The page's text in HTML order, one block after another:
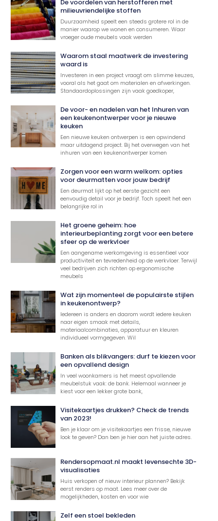
De voordelen van herstofferen met
milieuvriendelijke stoffen
Duurzaamheid speelt een steeds grotere rol in de
manier waarop we wonen en consumeren. Waar
vroeger oude meubels vaak werden
Waarom staal maatwerk de investering
waard is
Investeren in een project vraagt om slimme keuzes,
vooral als het gaat om materialen en afwerkingen.
Standaardoplossingen zijn vaak goedkoper,
De voor- en nadelen van het Inhuren van
een keukenontwerper voor je nieuwe
keuken
Een nieuwe keuken ontwerpen is een opwindend
maar uitdagend project. Bij het overwegen van het
inhuren van een keukenontwerper komen
Zorgen voor een warm welkom: opties
voor deurmatten voor jouw bedrijf
Een deurmat lijkt op het eerste gezicht een
eenvoudig detail voor je bedrijf. Toch speelt het een
belangrijke rol in
Het groene geheim: hoe
interieurbeplanting zorgt voor een betere
sfeer op de werkvloer
Een aangename werkomgeving is essentieel voor
productiviteit en tevredenheid op de werkvloer. Terwijl
veel bedrijven zich richten op ergonomische
meubels
Wat zijn momenteel de populairste stijlen
in keukenontwerp?
Iedereen is anders en daarom wordt iedere keuken
naar eigen smaak met details,
materiaalcombinaties, apparatuur en kleuren
individueel vormgegeven. Wil
Banken als blikvangers: durf te kiezen voor
een opvallend design
In veel woonkamers is het meest opvallende
meubelstuk vaak: de bank. Helemaal wanneer je
kiest voor een lekker grote bank,
Visitekaartjes drukken? Check de trends
van 2023!
Ben je klaar om je visitekaartjes een frisse, nieuwe
look te geven? Dan ben je hier aan het juiste adres.
Rendersopmaat.nl maakt levensechte 3D-
visualisaties
Huis verkopen of nieuw interieur plannen? Bekijk
eerst renders op maat. Lees meer over de
mogelijkheden, kosten en voor wie
Zelf een stoel bekleden